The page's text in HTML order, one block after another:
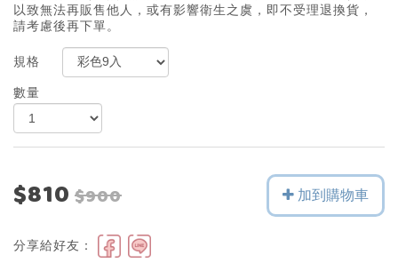
以致無法再販售他人，或有影響衛生之虞，即不受理退換貨，
請考慮後再下單。
規格
數量
$810$900 加到購物車
分享給好友：